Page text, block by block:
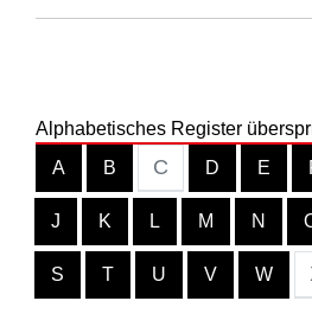
Alphabetisches Register
A
B C D E
J K L M N
S T U V W